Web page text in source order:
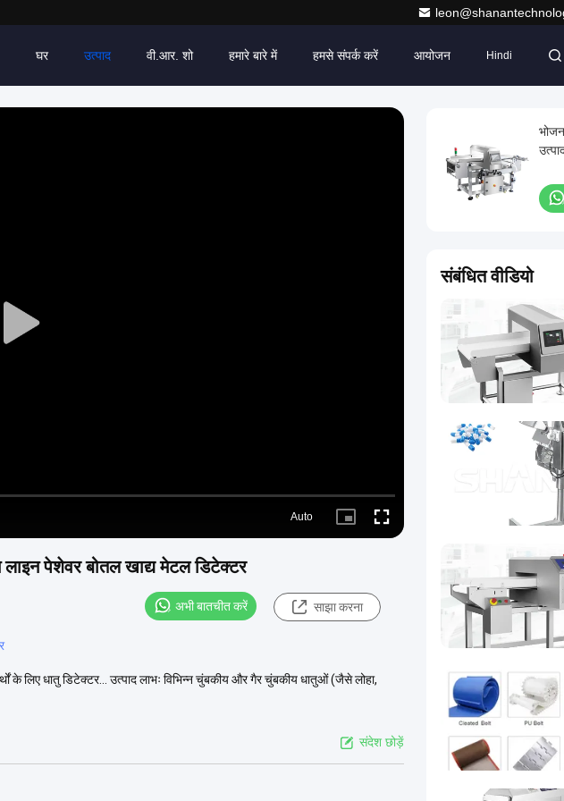
घर उत्पाद वी.आर. शो हमारे बारे में हमसे संपर्क करें आयोजन Hindi
Play
Auto
Picture- Fullscreen
पेशेवर बोतल खाद्य मेटल डिटेक्टर
अभी बातचीत करें साझा करना
के लिए धातु डिटेक्टर... उत्पाद लाभः विभिन्न चुंबकीय और गैर चुंबकीय धातुओं (जैसे लोहा,
संदेश छोड़ें
संबंधित वीडियो